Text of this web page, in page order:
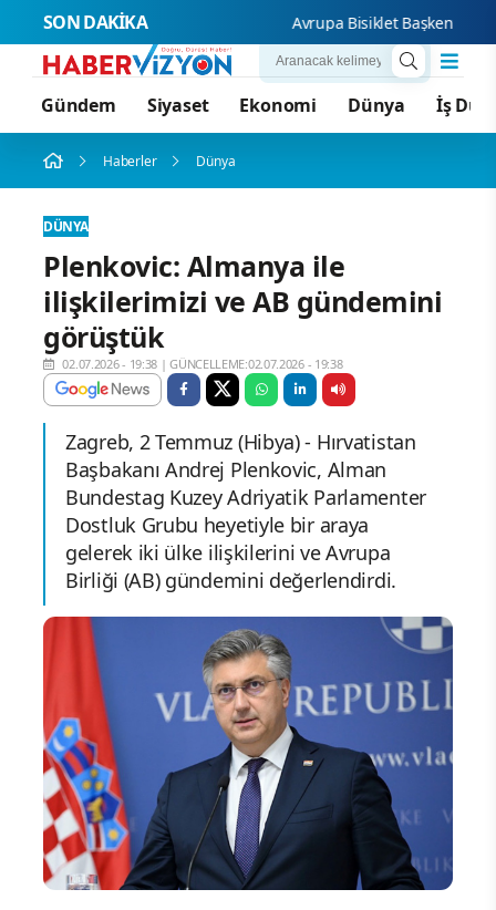
SON DAKİKA Avrupa Bisiklet Başkenti
Gündem Siyaset Ekonomi Dünya İş
Haberler Dünya
DÜNYA
Plenkovic: Almanya ile
ilişkilerimizi ve AB gündemini
görüştük
02.07.2026 - 19:38 |GÜNCELLEME:02.07.2026 - 19:38
Zagreb, 2 Temmuz (Hibya) - Hırvatistan
Başbakanı Andrej Plenkovic, Alman
Bundestag Kuzey Adriyatik Parlamenter
Dostluk Grubu heyetiyle bir araya
gelerek iki ülke ilişkilerini ve Avrupa
Birliği (AB) gündemini değerlendirdi.